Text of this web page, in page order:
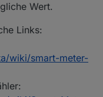
Wert.
Links:
wiki/smart-meter-